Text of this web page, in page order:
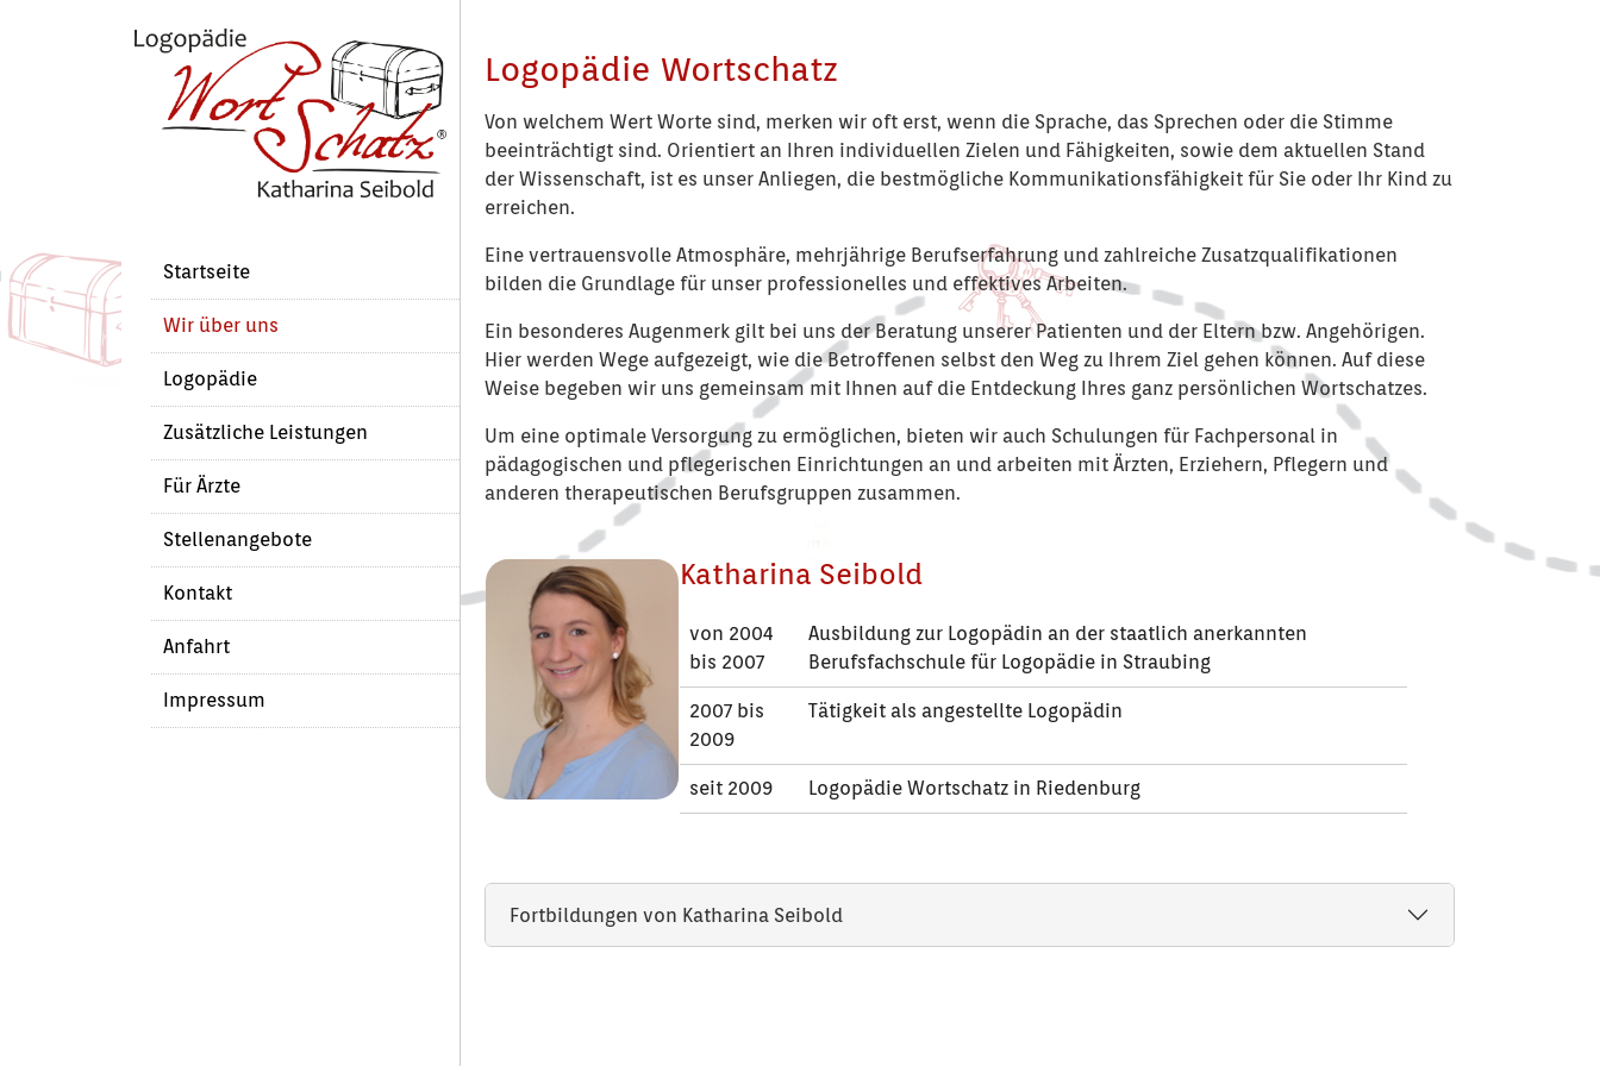
Startseite
Wir über uns
Logopädie
Zusätzliche Leistungen
Für Ärzte
Stellenangebote
Kontakt
Anfahrt
Impressum
Logopädie Wortschatz
Von welchem Wert Worte sind, merken wir oft erst, wenn die Sprache, das Sprechen oder die Stimme
beeinträchtigt sind. Orientiert an Ihren individuellen Zielen und Fähigkeiten, sowie dem aktuellen Stand
der Wissenschaft, ist es unser Anliegen, die bestmögliche Kommunikationsfähigkeit für Sie oder Ihr Kind zu
erreichen.
Eine vertrauensvolle Atmosphäre, mehrjährige Berufserfahrung und zahlreiche Zusatzqualifikationen
bilden die Grundlage für unser professionelles und effektives Arbeiten.
Ein besonderes Augenmerk gilt bei uns der Beratung unserer Patienten und der Eltern bzw. Angehörigen.
Hier werden Wege aufgezeigt, wie die Betroffenen selbst den Weg zu Ihrem Ziel gehen können. Auf diese
Weise begeben wir uns gemeinsam mit Ihnen auf die Entdeckung Ihres ganz persönlichen Wortschatzes.
Um eine optimale Versorgung zu ermöglichen, bieten wir auch Schulungen für Fachpersonal in
pädagogischen und pflegerischen Einrichtungen an und arbeiten mit Ärzten, Erziehern, Pflegern und
anderen therapeutischen Berufsgruppen zusammen.
Katharina Seibold
von 2004
bis 2007
Ausbildung zur Logopädin an der staatlich anerkannten
Berufsfachschule für Logopädie in Straubing
2007 bis
2009
Tätigkeit als angestellte Logopädin
seit 2009 Logopädie Wortschatz in Riedenburg
Fortbildungen von Katharina Seibold